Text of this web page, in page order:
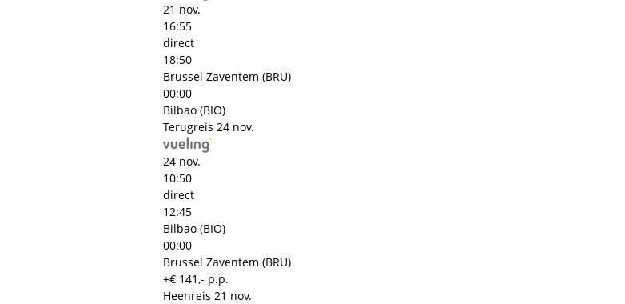
21 nov.
16:55
direct
18:50
Brussel Zaventem (BRU)
00:00
Bilbao (BIO)
Terugreis 24 nov.
24 nov.
10:50
direct
12:45
Bilbao (BIO)
00:00
Brussel Zaventem (BRU)
+€ 141,- p.p.
Heenreis 21 nov.